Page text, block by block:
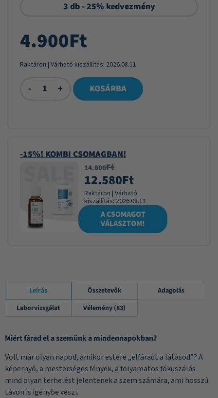
3 db - 25% kedvezmény
4.900Ft
Raktáron | Várható kiszállítás: 2026.08.11
- + KOSÁRBA
-15%! KOMBI CSOMAGBAN!
14.800Ft
12.580Ft
Raktáron | Várható
kiszállítás: 2026.08.11
A CSOMAGOT
VÁLASZTOM!
Leírás Összetevők
Adagolás
Laborvizsgálat
Vélemény (83)
Miért fárad el a szemünk a mindennapokban?
Volt már olyan napod, amikor estére „elfáradt a látásod”? A
képernyő, a mesterséges fények, a folyamatos fókuszálás
mind olyan terhelést jelentenek a szem számára, ami hosszú
távon is igénybe veszi.